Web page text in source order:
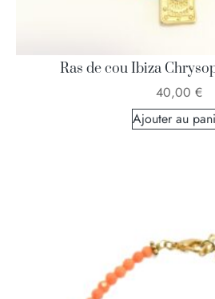
Ras de cou Ibiza
40,00 €
Ajouter au